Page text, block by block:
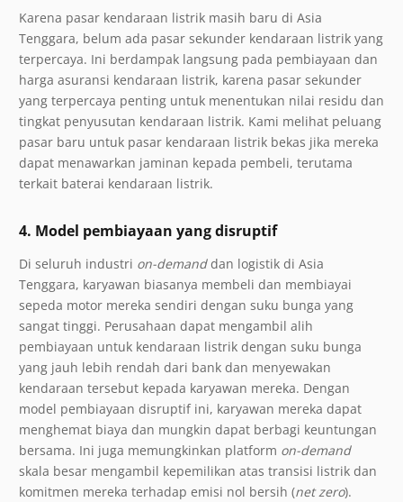
Karena pasar kendaraan listrik masih baru di Asia
Tenggara, belum ada pasar sekunder kendaraan listrik yang
terpercaya. Ini berdampak langsung pada pembiayaan dan
harga asuransi kendaraan listrik, karena pasar sekunder
yang terpercaya penting untuk menentukan nilai residu dan
tingkat penyusutan kendaraan listrik. Kami melihat peluang
pasar baru untuk pasar kendaraan listrik bekas jika mereka
dapat menawarkan jaminan kepada pembeli, terutama
terkait baterai kendaraan listrik.
4. Model pembiayaan yang disruptif
Di seluruh industri on-demanddan logistik di Asia
Tenggara, karyawan biasanya membeli dan membiayai
sepeda motor mereka sendiri dengan suku bunga yang
sangat tinggi. Perusahaan dapat mengambil alih
pembiayaan untuk kendaraan listrik dengan suku bunga
yang jauh lebih rendah dari bank dan menyewakan
kendaraan tersebut kepada karyawan mereka. Dengan
model pembiayaan disruptif ini, karyawan mereka dapat
menghemat biaya dan mungkin dapat berbagi keuntungan
bersama. Ini juga memungkinkan platform on-demand
skala besar mengambil kepemilikan atas transisi listrik dan
komitmen mereka terhadap emisi nol bersih (net zero).